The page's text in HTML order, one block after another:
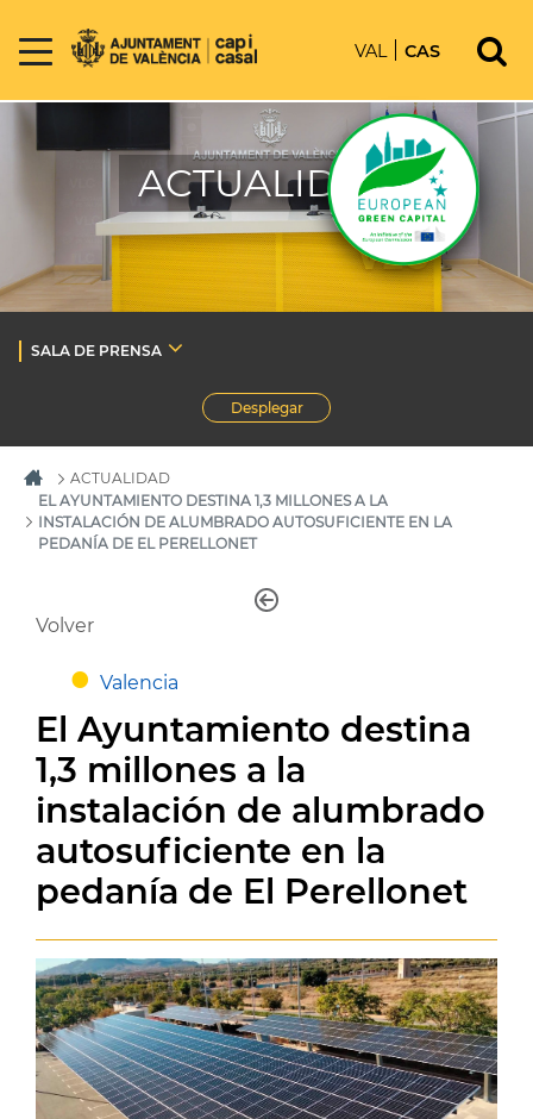
VAL CAS
ACTUALIDAD
SALA DE PRENSA
Desplegar
ACTUALIDAD
EL AYUNTAMIENTO DESTINA 1,3 MILLONES A LA
INSTALACIÓN DE ALUMBRADO AUTOSUFICIENTE EN LA
PEDANÍA DE EL PERELLONET
Volver
Valencia
El Ayuntamiento destina
1,3 millones a la
instalación de alumbrado
autosuficiente en la
pedanía de El Perellonet